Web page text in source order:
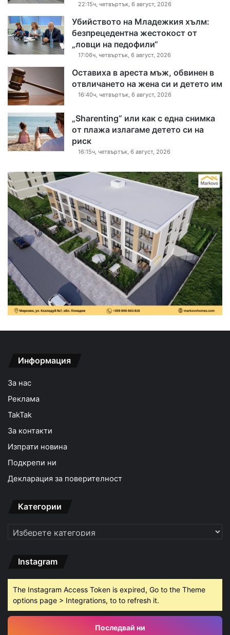
22:15ч, четвъртък, 6 август, 2026
Убийството на Младежкия хълм:
безпрецедентна жестокост от
„ловци на педофили“
17:06ч, четвъртък, 6 август, 2026
Оставиха в ареста мъж, обвинен в
отвличането на жена си и детето им
16:40ч, четвъртък, 6 август, 2026
„Sharenting“ или как с една снимка
от плажа излагаме детето си на
риск
16:15ч, четвъртък, 6 август, 2026
Информация
За нас
Реклама
TakTak
За контакти
Изпрати новина
Подкрепи ни
Декларация за поверителност
Категории
Категории
Instagram
The Instagram Access Token is expired, Go to the Theme
options page > Integrations, to to refresh it.
Последвай ни